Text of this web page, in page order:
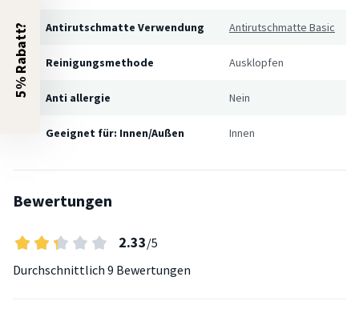
Antirutschmatte Verwendung Antirutschmatte Basic
Reinigungsmethode Ausklopfen
Anti allergie Nein
Geeignet für: Innen/Außen Innen
Bewertungen
2.33/5
Durchschnittlich 9 Bewertungen
5% Rabatt?